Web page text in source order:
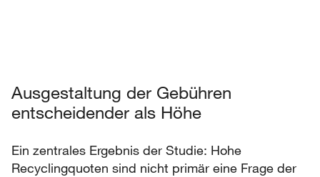
Ausgestaltung der Gebühren
entscheidender als Höhe
Ein zentrales Ergebnis der Studie: Hohe
Recyclingquoten sind nicht primär eine Frage der